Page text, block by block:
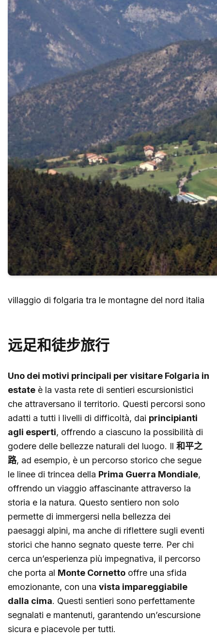
villaggio di folgaria tra le montagne del nord italia
远足和徒步旅行
Uno dei motivi principali per visitare Folgaria in
estate è la vasta rete di sentieri escursionistici
che attraversano il territorio. Questi percorsi sono
adatti a tutti i livelli di difficoltà, dai principianti
agli esperti, offrendo a ciascuno la possibilità di
godere delle bellezze naturali del luogo. Il 和平之
路, ad esempio, è un percorso storico che segue
le linee di trincea della Prima Guerra Mondiale,
offrendo un viaggio affascinante attraverso la
storia e la natura. Questo sentiero non solo
permette di immergersi nella bellezza dei
paesaggi alpini, ma anche di riflettere sugli eventi
storici che hanno segnato queste terre. Per chi
cerca un’esperienza più impegnativa, il percorso
che porta al Monte Cornetto offre una sfida
emozionante, con una vista impareggiabile
dalla cima. Questi sentieri sono perfettamente
segnalati e mantenuti, garantendo un’escursione
sicura e piacevole per tutti.